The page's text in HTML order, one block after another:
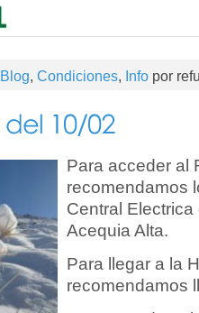
Blog, Condiciones, Info por
Para acceder al
recomendamos
Central
Acequia Alta.
Para llegar a la
recomendamos